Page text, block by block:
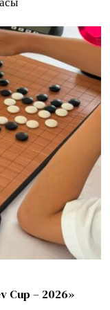
Cup – 2026»